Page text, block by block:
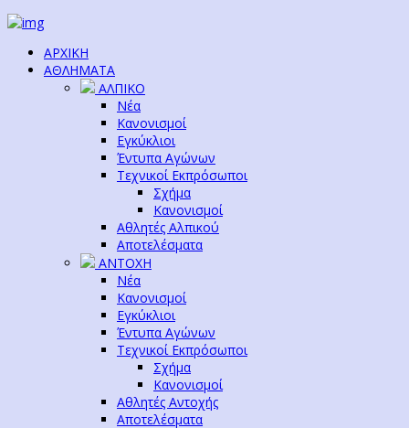
ΑΡΧΙΚΗ
ΑΘΛΗΜΑΤΑ
ΑΛΠΙΚΟ
Νέα
Κανονισμοί
Εγκύκλιοι
Έντυπα Αγώνων
Τεχνικοί Εκπρόσωποι
Σχήμα
Κανονισμοί
Αθλητές Αλπικού
Αποτελέσματα
ΑΝΤΟΧΗ
Νέα
Κανονισμοί
Εγκύκλιοι
Έντυπα Αγώνων
Τεχνικοί Εκπρόσωποι
Σχήμα
Κανονισμοί
Αθλητές Αντοχής
Αποτελέσματα